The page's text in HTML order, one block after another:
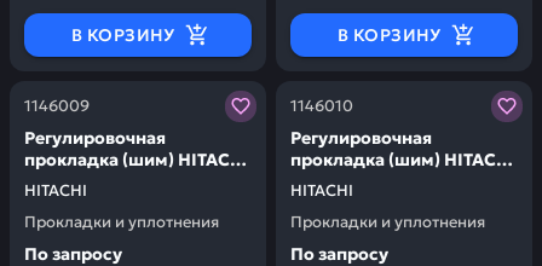
В КОРЗИНУ В КОРЗИНУ
1146009
HITACHI
Регулировочная
прокладка (шим) HITACHI
1146009
Прокладки и уплотнения
Заказывая запчасти у нас, вы получаете гарантию
По запросу
1146010
HITACHI
Регулировочная
прокладка (шим) HITACHI
1146010
Прокладки и уплотнения
Заказывая запчасти у
По запросу